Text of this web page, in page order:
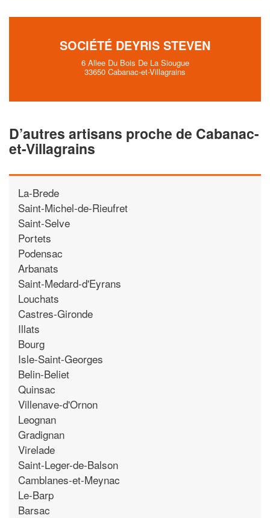
SOCIÉTÉ DEYRIS STEVEN
6 Allee Du Bois De La Siougue
33650 Cabanac-et-Villagrains
D’autres artisans proche de Cabanac-
et-Villagrains
La-Brede
Saint-Michel-de-Rieufret
Saint-Selve
Portets
Podensac
Arbanats
Saint-Medard-d'Eyrans
Louchats
Castres-Gironde
Illats
Bourg
Isle-Saint-Georges
Belin-Beliet
Quinsac
Villenave-d'Ornon
Leognan
Gradignan
Virelade
Saint-Leger-de-Balson
Camblanes-et-Meynac
Le-Barp
Barsac